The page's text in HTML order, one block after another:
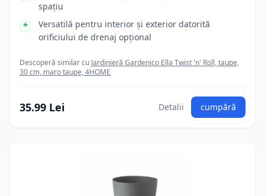
spațiu
Versatilă pentru interior și exterior datorită
orificiului de drenaj opțional
Descoperă similar cu Jardinieră Gardenico Ella Twist 'n' Roll, taupe,
30 cm, maro taupe, 4HOME
35.99 Lei Detalii cumpără